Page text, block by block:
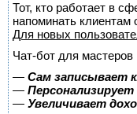
Тот, кто работает в
напоминать
Для новых
Чат-бот для
— Сам записывает
—
— Увеличивает